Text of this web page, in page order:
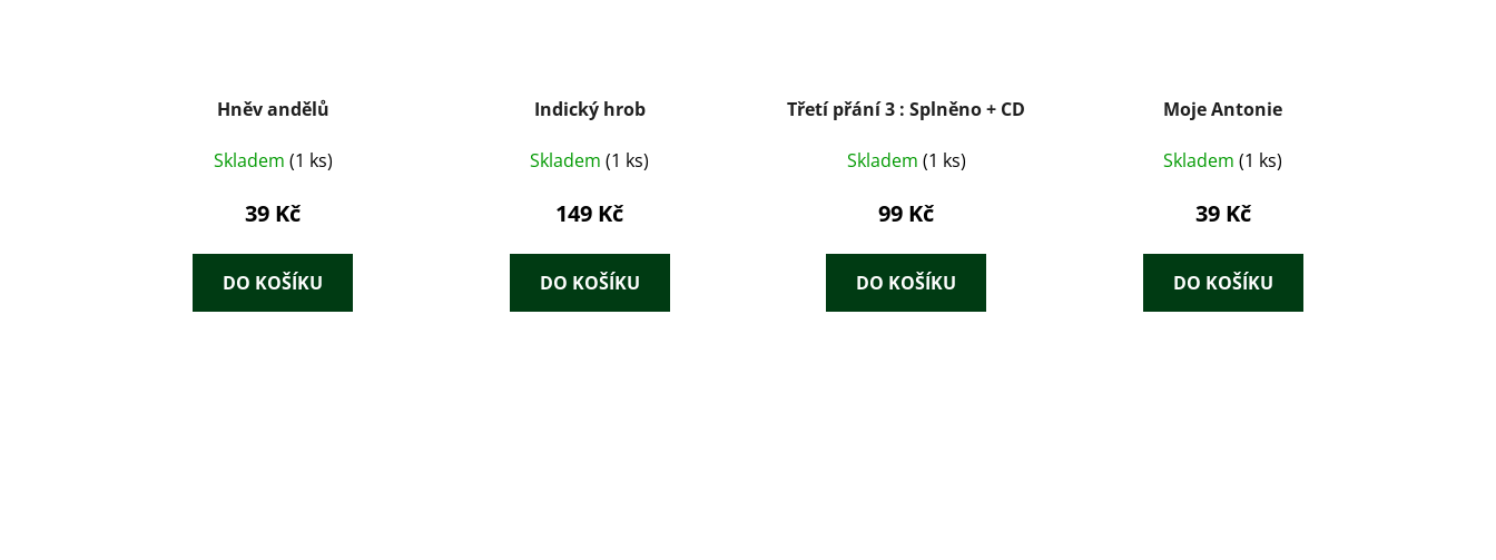
Hněv andělů
Skladem (1 ks)
39 Kč
DO KOŠÍKU
Indický hrob
Skladem(1 ks)
149 Kč
DO KOŠÍKU
Třetí přání 3 : Splněno + CD
Skladem (1 ks)
99 Kč
DO KOŠÍKU
Moje Antonie
Skladem(1 ks)
39 Kč
DO KOŠÍKU